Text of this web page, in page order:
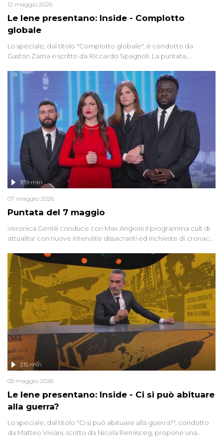
Le Iene presentano: Inside - Complotto
globale
12 maggio 2026
Lo speciale, dal titolo "Complotto globale", è condotto da
Gaston Zama e scritto da Riccardo Spagnoli. La puntata,
racconta l'universo delle narrazioni alternative, dei sospetti
globali e del complottismo che negli ultimi anni hanno invaso
social network, talk show, piazze digitali e immaginario collettivo.
Puntata del 7 maggio
189 min
07 maggio 2026
Veronica Gentili conduce con Max Angioni il programma cult di
attualita' con nuove interviste dissacranti ed inchieste di cronaca
Le Iene presentano: Inside - Ci si può abituare
alla guerra?
215 min
05 maggio 2026
Lo speciale, dal titolo "Ci si può abituare alla guerra?", condotto
da Matteo Viviani, scritto da Nicola Remisceg, propone una